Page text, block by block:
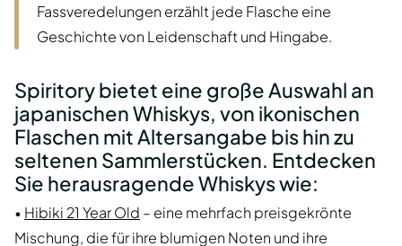
Fassveredelungen erzählt jede Flasche eine
Geschichte von Leidenschaft und Hingabe.
Spiritory bietet eine große Auswahl an
japanischen Whiskys, von ikonischen
Flaschen mit Altersangabe bis hin zu
seltenen Sammlerstücken. Entdecken
Sie herausragende Whiskys wie:
• Hibiki 21 Year Old – eine mehrfach preisgekrönte
Mischung, die für ihre blumigen Noten und ihre